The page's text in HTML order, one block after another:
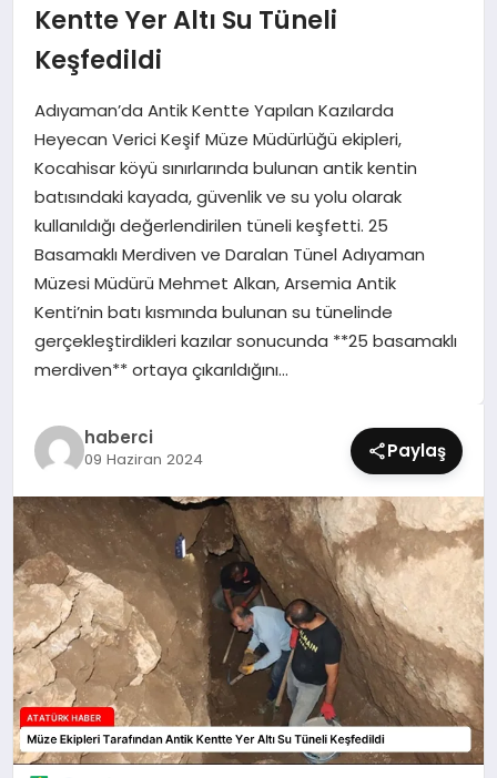
MAGAZIN
SAĞLIK
SIYASET
SPOR
TEKNOLOJI
YAŞAM
Kentte Yer Altı Su Tüneli
Keşfedildi
Adıyaman’da Antik Kentte Yapılan Kazılarda
Heyecan Verici Keşif Müze Müdürlüğü ekipleri,
Kocahisar köyü sınırlarında bulunan antik kentin
batısındaki kayada, güvenlik ve su yolu olarak
kullanıldığı değerlendirilen tüneli keşfetti. 25
Basamaklı Merdiven ve Daralan Tünel Adıyaman
Müzesi Müdürü Mehmet Alkan, Arsemia Antik
Kenti’nin batı kısmında bulunan su tünelinde
gerçekleştirdikleri kazılar sonucunda **25 basamaklı
merdiven** ortaya çıkarıldığını…
haberci
09 Haziran 2024 Paylaş